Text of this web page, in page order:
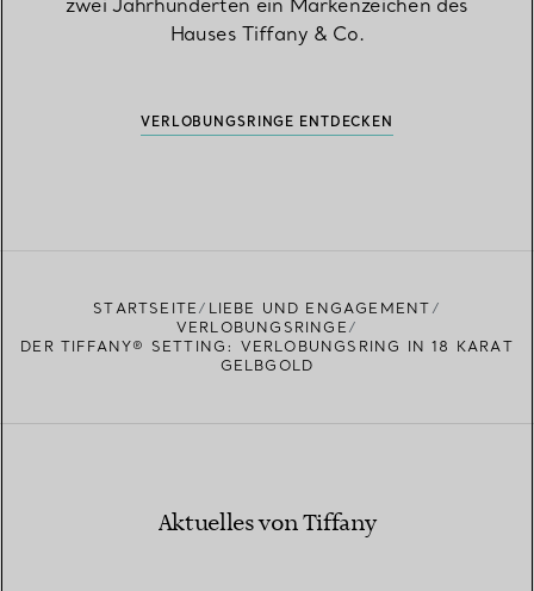
zwei Jahrhunderten ein Markenzeichen des
Hauses Tiffany & Co.
VERLOBUNGSRINGE ENTDECKEN
STARTSEITE
LIEBE UND ENGAGEMENT
VERLOBUNGSRINGE
DER TIFFANY® SETTING: VERLOBUNGSRING IN 18 KARAT
GELBGOLD
Aktuelles von Tiffany